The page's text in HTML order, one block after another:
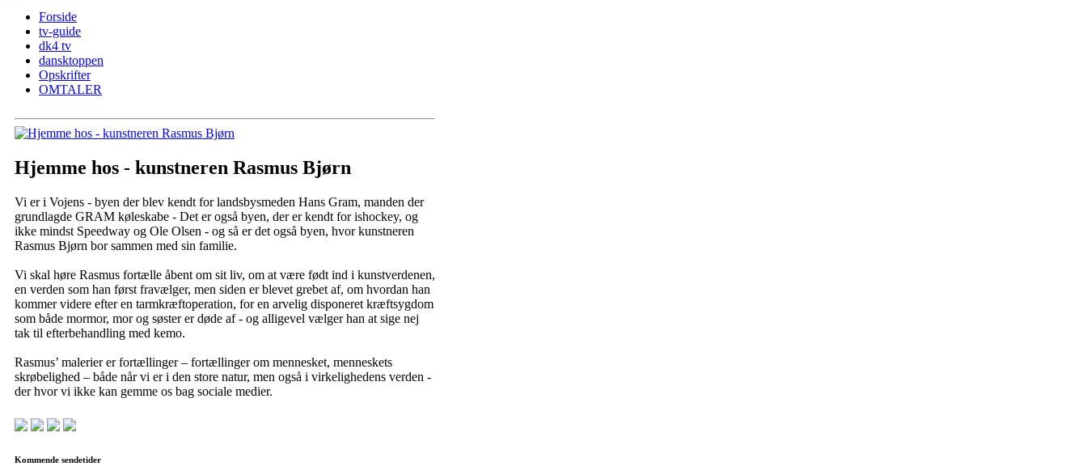
Forside
tv-guide
dk4 tv
dansktoppen
Opskrifter
OMTALER
Hjemme hos - kunstneren Rasmus Bjørn
Vi er i Vojens - byen der blev kendt for landsbysmeden Hans Gram, manden der
grundlagde GRAM køleskabe - Det er også byen, der er kendt for ishockey, og
ikke mindst Speedway og Ole Olsen - og så er det også byen, hvor kunstneren
Rasmus Bjørn bor sammen med sin familie.
Vi skal høre Rasmus fortælle åbent om sit liv, om at være født ind i kunstverdenen,
en verden som han først fravælger, men siden er blevet grebet af, om hvordan han
kommer videre efter en tarmkræftoperation, for en arvelig disponeret kræftsygdom
som både mormor, mor og søster er døde af - og alligevel vælger han at sige nej
tak til efterbehandling med kemo.
Rasmus’ malerier er fortællinger – fortællinger om mennesket, menneskets
skrøbelighed – både når vi er i den store natur, men også i virkelighedens verden -
der hvor vi ikke kan gemme os bag sociale medier.
Kommende sendetider